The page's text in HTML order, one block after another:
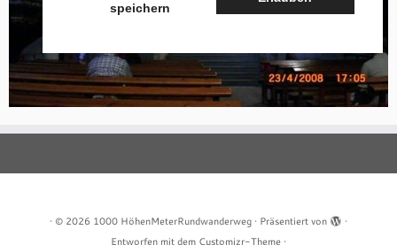
· © 2026 1000 HöhenMeterRundwanderweg · Präsentiert von
·
Entworfen mit dem Customizr-Theme ·
speichern